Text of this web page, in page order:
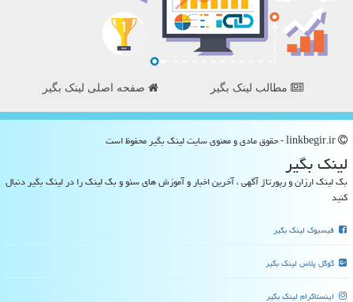
مطالب لینک بگیر صفحه اصلی لینک بگیر
لینك بگیر
بک لینک ارزان و رپورتاژ آگهی ، آخرین اخبار و آموزش های سئو و بک لینک را در لینک بگیر دنبال
کنید
فیسبوک لینک بگیر
گوگل پلاس لینک بگیر
اینستاگرام لینک بگیر